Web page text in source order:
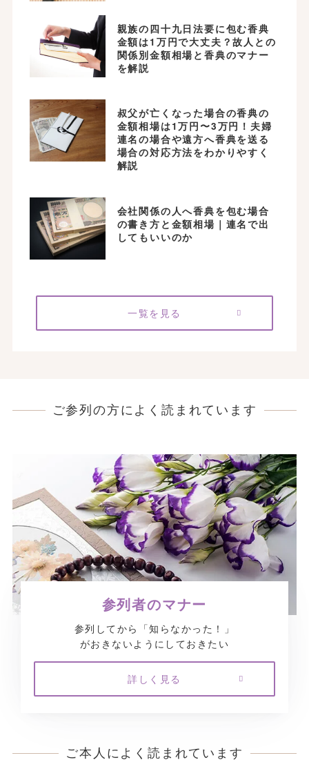
親族の四十九日法要に包む香典
金額は1万円で大丈夫？故人との
関係別金額相場と香典のマナー
を解説
叔父が亡くなった場合の香典の
金額相場は1万円〜3万円！夫婦
連名の場合や遠方へ香典を送る
場合の対応方法をわかりやすく
解説
会社関係の人へ香典を包む場合
の書き方と金額相場｜連名で出
してもいいのか
一覧を見る
ご参列の方によく読まれています
参列者のマナー
参列してから「知らなかった！」
がおきないようにしておきたい
詳しく見る
ご本人によく読まれています